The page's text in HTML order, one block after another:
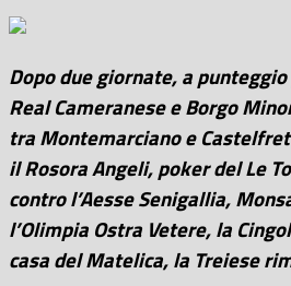
Dopo due giornate, a
Real Cameranese e Borgo
tra Montemarciano e
il Rosora Angeli, poker del Le
contro l’Aesse Senigallia,
l’Olimpia Ostra Vetere, la
casa del Matelica, la Treiese